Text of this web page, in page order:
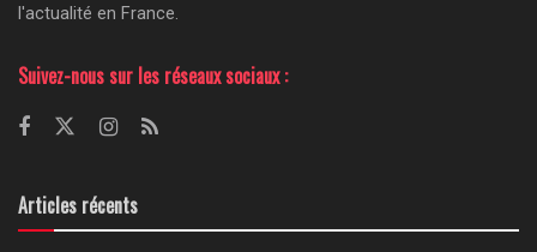
l'actualité en France.
Suivez-nous sur les réseaux sociaux :
Articles récents